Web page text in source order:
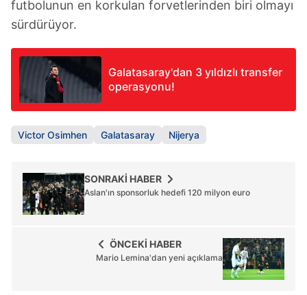
futbolunun en korkulan forvetlerinden biri olmayı
sürdürüyor.
Galatasaray'dan 3 yıldızlı transfer
operasyonu!
Victor Osimhen Galatasaray Nijerya
SONRAKİ HABER
Aslan'ın sponsorluk hedefi 120 milyon euro
ÖNCEKİ HABER
Mario Lemina'dan yeni açıklama